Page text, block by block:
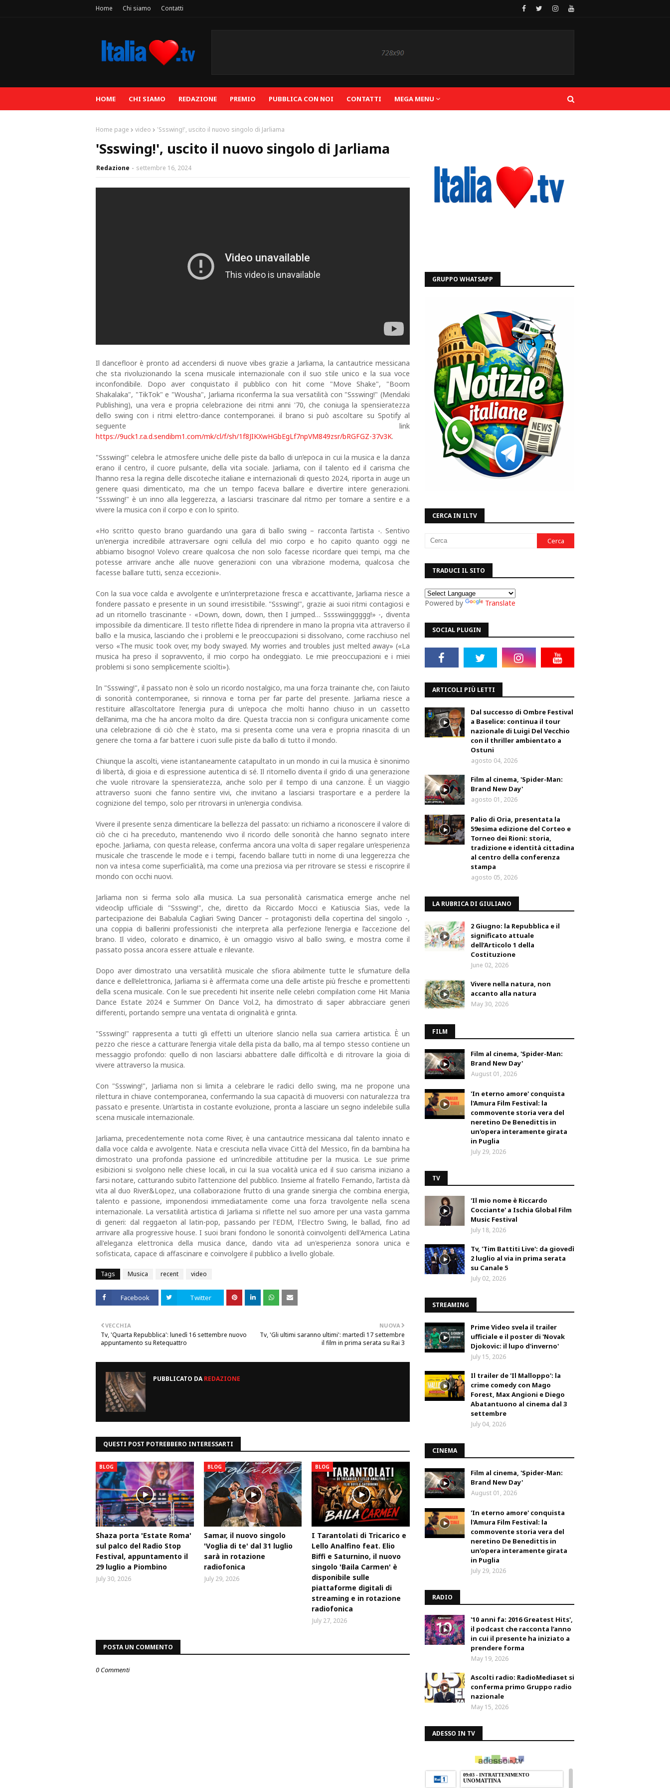
Home Chi siamo Contatti
HOME CHI SIAMO REDAZIONE PREMIO PUBBLICA CON NOI CONTATTI MEGA MENU
Home page video 'Ssswing!', uscito il nuovo singolo di Jarliama
'Ssswing!', uscito il nuovo singolo di Jarliama
Redazione settembre 16, 2024
Il dancefloor è pronto ad accendersi di nuove vibes grazie a Jarliama, la cantautrice messicana
che sta rivoluzionando la scena musicale internazionale con il suo stile unico e la sua voce
inconfondibile. Dopo aver conquistato il pubblico con hit come "Move Shake", "Boom
Shakalaka", "TikTok" e "Wousha", Jarliama riconferma la sua versatilità con "Ssswing!" (Mendaki
Publishing), una vera e propria celebrazione dei ritmi anni '70, che coniuga la spensieratezza
dello swing con i ritmi elettro-dance contemporanei. il brano si può ascoltare su Spotify al
seguente link
https://9uck1.r.a.d.sendibm1.com/mk/cl/f/sh/1f8JIKXwHGbEgLf7npVM849zsr/bRGFGZ-37v3K.
"Ssswing!" celebra le atmosfere uniche delle piste da ballo di un’epoca in cui la musica e la danza
erano il centro, il cuore pulsante, della vita sociale. Jarliama, con il talento ed il carisma che
l’hanno resa la regina delle discoteche italiane e internazionali di questo 2024, riporta in auge un
genere quasi dimenticato, ma che un tempo faceva ballare e divertire intere generazioni.
"Ssswing!" è un inno alla leggerezza, a lasciarsi trascinare dal ritmo per tornare a sentire e a
vivere la musica con il corpo e con lo spirito.
«Ho scritto questo brano guardando una gara di ballo swing – racconta l’artista -. Sentivo
un'energia incredibile attraversare ogni cellula del mio corpo e ho capito quanto oggi ne
abbiamo bisogno! Volevo creare qualcosa che non solo facesse ricordare quei tempi, ma che
potesse arrivare anche alle nuove generazioni con una vibrazione moderna, qualcosa che
facesse ballare tutti, senza eccezioni».
Con la sua voce calda e avvolgente e un’interpretazione fresca e accattivante, Jarliama riesce a
fondere passato e presente in un sound irresistibile. "Ssswing!", grazie ai suoi ritmi contagiosi e
ad un ritornello trascinante - «Down, down, down, then I jumped… Sssswiinggggg!» -, diventa
impossibile da dimenticare. Il testo riflette l’idea di riprendere in mano la propria vita attraverso il
ballo e la musica, lasciando che i problemi e le preoccupazioni si dissolvano, come racchiuso nel
verso «The music took over, my body swayed. My worries and troubles just melted away» («La
musica ha preso il sopravvento, il mio corpo ha ondeggiato. Le mie preoccupazioni e i miei
problemi si sono semplicemente sciolti»).
In "Ssswing!", il passato non è solo un ricordo nostalgico, ma una forza trainante che, con l’aiuto
di sonorità contemporanee, si rinnova e torna per far parte del presente. Jarliama riesce a
restituire all’ascoltatore l’energia pura di un’epoca che molti hanno chiuso in un cassetto
dell’anima, ma che ha ancora molto da dire. Questa traccia non si configura unicamente come
una celebrazione di ciò che è stato, ma si presenta come una vera e propria rinascita di un
genere che torna a far battere i cuori sulle piste da ballo di tutto il mondo.
Chiunque la ascolti, viene istantaneamente catapultato in un mondo in cui la musica è sinonimo
di libertà, di gioia e di espressione autentica di sé. Il ritornello diventa il grido di una generazione
che vuole ritrovare la spensieratezza, anche solo per il tempo di una canzone. È un viaggio
attraverso suoni che fanno sentire vivi, che invitano a lasciarsi trasportare e a perdere la
cognizione del tempo, solo per ritrovarsi in un’energia condivisa.
Vivere il presente senza dimenticare la bellezza del passato: un richiamo a riconoscere il valore di
ciò che ci ha preceduto, mantenendo vivo il ricordo delle sonorità che hanno segnato intere
epoche. Jarliama, con questa release, conferma ancora una volta di saper regalare un’esperienza
musicale che trascende le mode e i tempi, facendo ballare tutti in nome di una leggerezza che
non va intesa come superficialità, ma come una preziosa via per ritrovare se stessi e riscoprire il
mondo con occhi nuovi.
Jarliama non si ferma solo alla musica. La sua personalità carismatica emerge anche nel
videoclip ufficiale di "Ssswing!", che, diretto da Riccardo Mocci e Katiuscia Sias, vede la
partecipazione dei Babalula Cagliari Swing Dancer – protagonisti della copertina del singolo -,
una coppia di ballerini professionisti che interpreta alla perfezione l’energia e l’accezione del
brano. Il video, colorato e dinamico, è un omaggio visivo al ballo swing, e mostra come il
passato possa ancora essere attuale e rilevante.
Dopo aver dimostrato una versatilità musicale che sfiora abilmente tutte le sfumature della
dance e dell’elettronica, Jarliama si è affermata come una delle artiste più fresche e promettenti
della scena musicale. Con le sue precedenti hit inserite nelle celebri compilation come Hit Mania
Dance Estate 2024 e Summer On Dance Vol.2, ha dimostrato di saper abbracciare generi
differenti, portando sempre una ventata di originalità e grinta.
"Ssswing!" rappresenta a tutti gli effetti un ulteriore slancio nella sua carriera artistica. È un
pezzo che riesce a catturare l’energia vitale della pista da ballo, ma al tempo stesso contiene un
messaggio profondo: quello di non lasciarsi abbattere dalle difficoltà e di ritrovare la gioia di
vivere attraverso la musica.
Con "Ssswing!", Jarliama non si limita a celebrare le radici dello swing, ma ne propone una
rilettura in chiave contemporanea, confermando la sua capacità di muoversi con naturalezza tra
passato e presente. Un’artista in costante evoluzione, pronta a lasciare un segno indelebile sulla
scena musicale internazionale.
Jarliama, precedentemente nota come River, è una cantautrice messicana dal talento innato e
dalla voce calda e avvolgente. Nata e cresciuta nella vivace Città del Messico, fin da bambina ha
dimostrato una profonda passione ed un’incredibile attitudine per la musica. Le sue prime
esibizioni si svolgono nelle chiese locali, in cui la sua vocalità unica ed il suo carisma iniziano a
farsi notare, catturando subito l'attenzione del pubblico. Insieme al fratello Fernando, l’artista dà
vita al duo River&Lopez, una collaborazione frutto di una grande sinergia che combina energia,
talento e passione, imponendosi immediatamente come una forza travolgente nella scena
internazionale. La versatilità artistica di Jarliama si riflette nel suo amore per una vasta gamma
di generi: dal reggaeton al latin-pop, passando per l'EDM, l'Electro Swing, le ballad, fino ad
arrivare alla progressive house. I suoi brani fondono le sonorità coinvolgenti dell'America Latina
all'eleganza elettronica della musica dance, dando vita ad un'esperienza sonora unica e
sofisticata, capace di affascinare e coinvolgere il pubblico a livello globale.
Tags Musica recent video
Facebook Twitter
NUOVA
Tv, 'Gli ultimi saranno ultimi': martedì 17 settembre
il film in prima serata su Rai 3
VECCHIA
Tv, 'Quarta Repubblica': lunedì 16 settembre nuovo
appuntamento su Retequattro
PUBBLICATO DAREDAZIONE
QUESTI POST POTREBBERO INTERESSARTI
BLOG
Shaza porta 'Estate Roma'
sul palco del Radio Stop
Festival, appuntamento il
29 luglio a Piombino
July 30, 2026
BLOG
Samar, il nuovo singolo
'Voglia di te' dal 31 luglio
sarà in rotazione
radiofonica
July 29, 2026
BLOG
I Tarantolati di Tricarico e
Lello Analfino feat. Elio
Biffi e Saturnino, il nuovo
singolo 'Baila Carmen' è
disponibile sulle
piattaforme digitali di
streaming e in rotazione
radiofonica
July 27, 2026
POSTA UN COMMENTO
0 Commenti
GRUPPO WHATSAPP
CERCA IN ILTV
TRADUCI IL SITO
Powered by Translate
SOCIAL PLUGIN
ARTICOLI PIÙ LETTI
Dal successo di Ombre Festival
a Baselice: continua il tour
nazionale di Luigi Del Vecchio
con il thriller ambientato a
Ostuni
agosto 04, 2026
Film al cinema, 'Spider-Man:
Brand New Day'
agosto 01, 2026
Palio di Oria, presentata la
59esima edizione del Corteo e
Torneo dei Rioni: storia,
tradizione e identità cittadina
al centro della conferenza
stampa
agosto 05, 2026
LA RUBRICA DI GIULIANO
2 Giugno: la Repubblica e il
significato attuale
dell’Articolo 1 della
Costituzione
June 02, 2026
Vivere nella natura, non
accanto alla natura
May 30, 2026
FILM
Film al cinema, 'Spider-Man:
Brand New Day'
August 01, 2026
'In eterno amore' conquista
l'Amura Film Festival: la
commovente storia vera del
neretino De Benedittis in
un'opera interamente girata
in Puglia
July 29, 2026
TV
'Il mio nome è Riccardo
Cocciante' a Ischia Global Film
Music Festival
July 18, 2026
Tv, 'Tim Battiti Live': da giovedì
2 luglio al via in prima serata
su Canale 5
July 02, 2026
STREAMING
Prime Video svela il trailer
ufficiale e il poster di 'Novak
Djokovic: il lupo d'inverno'
July 15, 2026
Il trailer de 'Il Malloppo': la
crime comedy con Mago
Forest, Max Angioni e Diego
Abatantuono al cinema dal 3
settembre
July 04, 2026
CINEMA
Film al cinema, 'Spider-Man:
Brand New Day'
August 01, 2026
'In eterno amore' conquista
l'Amura Film Festival: la
commovente storia vera del
neretino De Benedittis in
un'opera interamente girata
in Puglia
July 29, 2026
RADIO
'10 anni fa: 2016 Greatest Hits',
il podcast che racconta l’anno
in cui il presente ha iniziato a
prendere forma
May 19, 2026
Ascolti radio: RadioMediaset si
conferma primo Gruppo radio
nazionale
May 15, 2026
ADESSO IN TV